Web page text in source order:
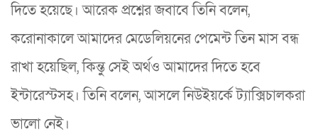
দিতে হয়েছে। আরেক প্রশ্নের জবাবে তিনি বলেন,
করোনাকালে আমাদের মেডেলিয়নের পেমেন্ট তিন মাস বন্ধ
রাখা হয়েছিল, কিন্তু সেই অর্থও আমাদের দিতে হবে
ইন্টারেস্টসহ। তিনি বলেন, আসলে নিউইয়র্কে ট্যাক্সিচালকরা
ভালো নেই।